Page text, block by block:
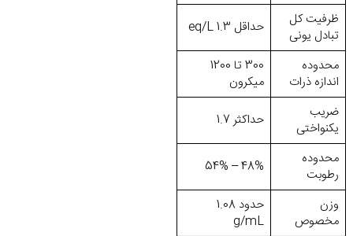
ظرفیت کل
تبادل یونی
حداقل 1.3 eq/L
محدوده
اندازه ذرات
300 تا 1200
میکرون
ضریب
یکنواختی
حداکثر 1.7
محدوده
رطوبت
48% – 54%
وزن
مخصوص
حدود 1.08
g/mL